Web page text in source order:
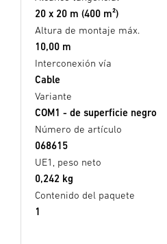
20 x 20 m (400 m²)
Altura de montaje máx.
10,00 m
Interconexión vía
Cable
Variante
COM1 - de superficie negro
Número de artículo
068615
UE1, peso neto
0,242 kg
Contenido del paquete
1